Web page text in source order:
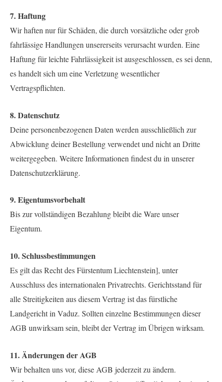
7. Haftung
Wir haften nur für Schäden, die durch vorsätzliche oder grob
fahrlässige Handlungen unsererseits verursacht wurden. Eine
Haftung für leichte Fahrlässigkeit ist ausgeschlossen, es sei denn,
es handelt sich um eine Verletzung wesentlicher
Vertragspflichten.
8. Datenschutz
Deine personenbezogenen Daten werden ausschließlich zur
Abwicklung deiner Bestellung verwendet und nicht an Dritte
weitergegeben. Weitere Informationen findest du in unserer
Datenschutzerklärung.
9. Eigentumsvorbehalt
Bis zur vollständigen Bezahlung bleibt die Ware unser
Eigentum.
10. Schlussbestimmungen
Es gilt das Recht des Fürstentum Liechtenstein], unter
Ausschluss des internationalen Privatrechts. Gerichtsstand für
alle Streitigkeiten aus diesem Vertrag ist das fürstliche
Landgericht in Vaduz. Sollten einzelne Bestimmungen dieser
AGB unwirksam sein, bleibt der Vertrag im Übrigen wirksam.
11. Änderungen der AGB
Wir behalten uns vor, diese AGB jederzeit zu ändern.